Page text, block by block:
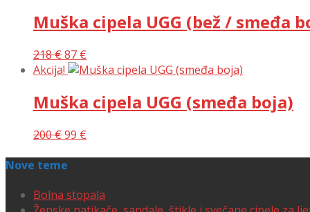
Muška cipela UGG (bež / smeđa
218€87 €
Akcija!
Muška cipela UGG (smeđa boja)
200€99 €
Nove teme
Bolna stopala